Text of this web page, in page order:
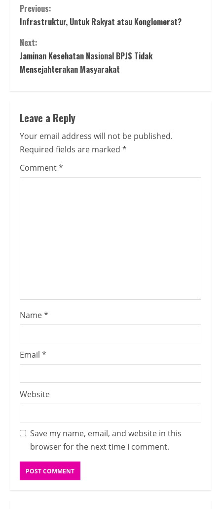
Continue
Reading
Previous:
Infrastruktur, Untuk Rakyat atau Konglomerat?
Next:
Jaminan Kesehatan Nasional BPJS Tidak
Mensejahterakan Masyarakat
Leave a Reply
Your email address will not be published.
Required fields are marked *
Comment*
Name*
Email *
Website
Save my name, email, and website in this
browser for the next time I comment.